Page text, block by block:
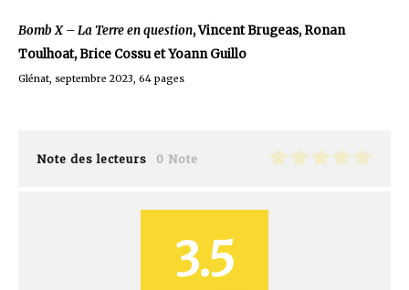
Bomb X – La Terre en question, Vincent Brugeas, Ronan
Toulhoat, Brice Cossu et Yoann Guillo
Glénat, septembre 2023, 64 pages
Note des lecteurs 0 Note
3.5